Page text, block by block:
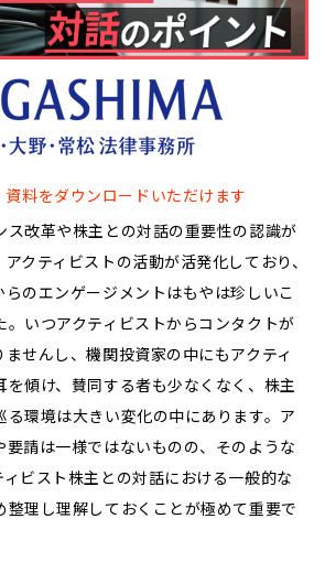
資料をダウンロードいただけます
ス改革や株主との対話の重要性の認識が
クティビストの活動が活発化しており、
のエンゲージメントはもやは珍しいこ
。いつアクティビストからコンタクトが
せんし、機関投資家の中にもアクティ
を傾け、賛同する者も少なくなく、株主
る環境は大きい変化の中にあります。ア
要請は一様ではないものの、そのような
ビスト株主との対話における一般的な
整理し理解しておくことが極めて重要で